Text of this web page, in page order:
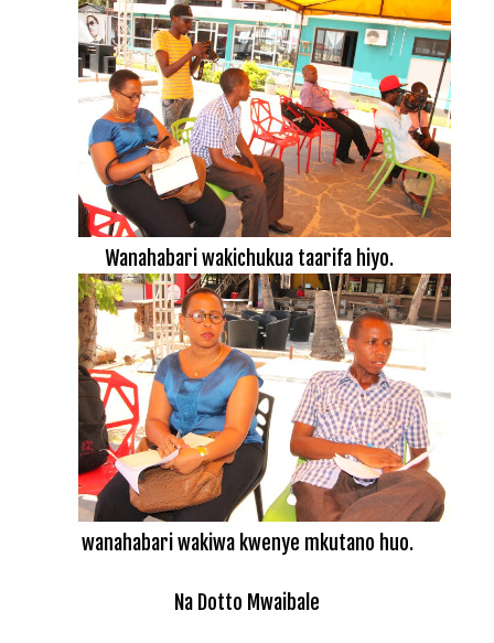
Wanahabari wakichukua taarifa hiyo.
wanahabari wakiwa kwenye mkutano huo.
Na Dotto Mwaibale